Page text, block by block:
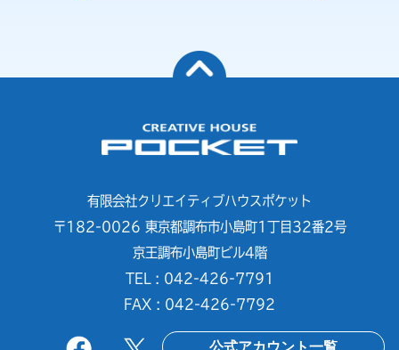
有限会社クリエイティブハウスポケット
〒182-0026 東京都調布市小島町1丁目32番2号
京王調布小島町ビル4階
TEL : 042-426-7791
FAX : 042-426-7792